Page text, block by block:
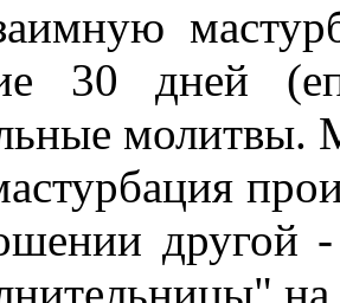
30 дней
другой